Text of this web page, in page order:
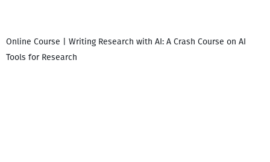
Online Course | Writing Research with AI: A Crash Course on AI
Tools for Research